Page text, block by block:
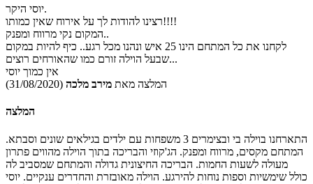
יוסי היקר.
רצינו להודות לך על אירוח שאין כמותו!!!!
המקום נקי מרווח ומפנק..
לקחנו את כל המתחם הינו 25 איש ונהנו מכל רגע.. כיף להיות במקום
שבעל הוילה זורם כמו שהאורחים רוצים...
אין כמוך יוסי
המלצה מאת מירב מלכה (31/08/2020)
המלצה
התארחנו בוילה בי ובצימרים 3 משפחות עם ילדים בגילאים שונים וסבתא.
המתחם מקסים, מרווח ומפנק. הג'קוזי והבריכה בתוך הוילה מהווים פתרון
מעולה לשעות החמות. הבריכה החיצונית גדולה והמתחם שמסביב לה
כולל שימשיות וספות נוחות להירגע. הוילה מאובזרת והחדרים ענקיים. יוסי